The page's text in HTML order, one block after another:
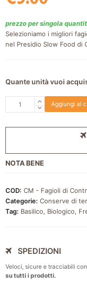
prezzo per singola
Selezioniamo i migliori
nel Presidio Slow Food di
Quante unità vuoi
Fagioli
di
300ml
quantità
Aggiungi al
NOTA BENE
COD: CM - Fagioli di
Categorie: Conserve di
Tag: Basilico, Biologico,
SPEDIZIONI
Veloci, sicure e tracciabili
su tutti i prodotti.